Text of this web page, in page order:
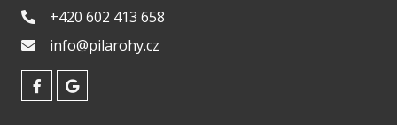
+420 602 413 658
info@pilarohy.cz